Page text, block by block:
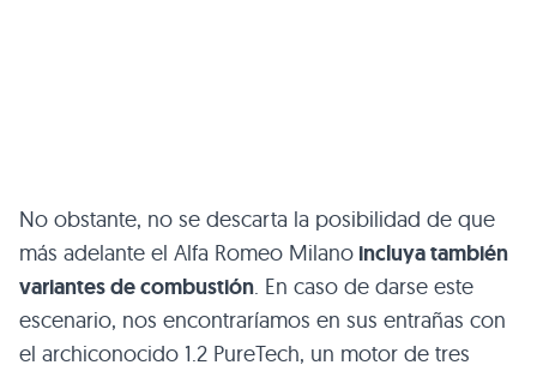
No obstante, no se descarta la posibilidad de que
más adelante el Alfa Romeo Milano incluya también
variantes de combustión. En caso de darse este
escenario, nos encontraríamos en sus entrañas con
el archiconocido 1.2 PureTech, un motor de tres